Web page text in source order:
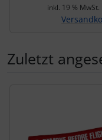
inkl. 19 % MwSt.
Zuletzt